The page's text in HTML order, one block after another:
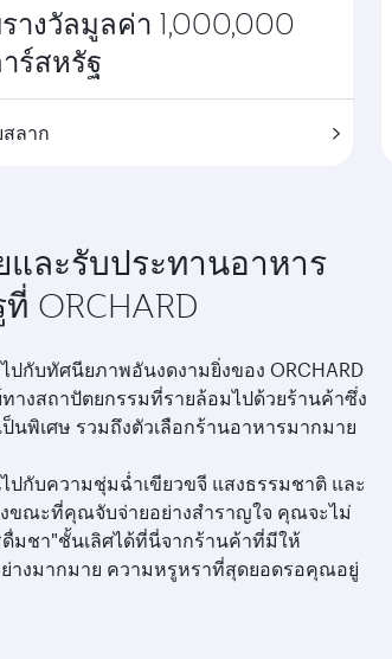
างวัลมูลค่า 1,000,000
ร์สหรัฐ
ลาก
และรับประทานอาหาร
ORCHARD
ปกับทัศนียภาพอันงดงามยิ่งของ ORCHARD
ทางสถาปัตยกรรมที่รายล้อมไปด้วยร้านค้าซึ่ง
นพิเศษ รวมถึงตัวเลือกร้านอาหารมากมาย
ปกับความชุ่มฉ่ำเขียวขจี แสงธรรมชาติ และ
งขณะที่คุณจับจ่ายอย่างสำราญใจ คุณจะไม่
มชา"ชั้นเลิศได้ที่นี่จากร้านค้าที่มีให้
ย่างมากมาย ความหรูหราที่สุดยอดรอคุณอยู่